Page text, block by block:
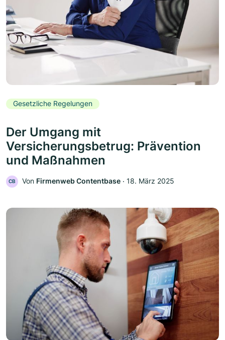
Gesetzliche Regelungen
Der Umgang mit
Versicherungsbetrug: Prävention
und Maßnahmen
CB Von Firmenweb Contentbase ‧ 18. März 2025